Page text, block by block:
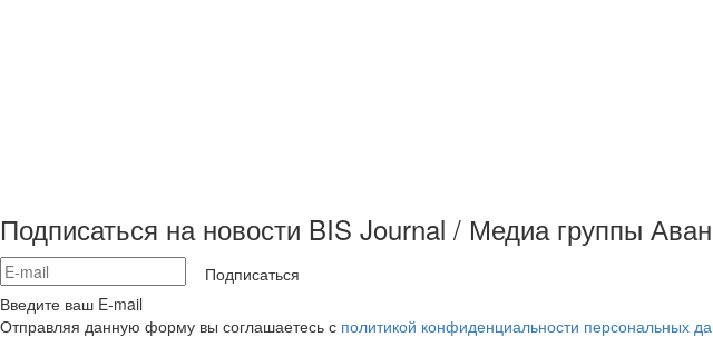
Подписаться на новости BIS Journal / Медиа группы
Подписаться
Введите ваш E-mail
Отправляя данную форму вы соглашаетесь с политикой конфиденциальности персональных